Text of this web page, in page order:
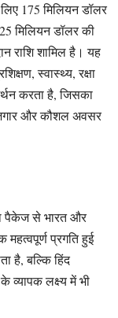
175 मिलियन डॉलर
मिलियन डॉलर की
राशि शामिल है। यह
स्वास्थ्य, रक्षा
करता है, जिसका
और कौशल अवसर
पैकेज से भारत और
प्रगति हुई
है, बल्कि हिंद
व्यापक लक्ष्य में भी